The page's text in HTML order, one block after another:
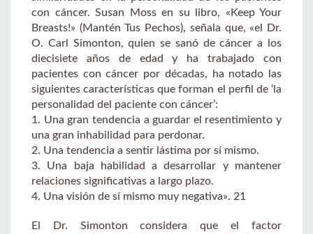
con cáncer. Susan Moss en su libro, «Keep Your
Breasts!» (Mantén Tus Pechos), señala que, «el Dr.
O. Carl Simonton, quien se sanó de cáncer a los
diecisiete años de edad y ha trabajado con
pacientes con cáncer por décadas, ha notado las
siguientes características que forman el perfil de ‘la
personalidad del paciente con cáncer’:
1. Una gran tendencia a guardar el resentimiento y
una gran inhabilidad para perdonar.
2. Una tendencia a sentir lástima por sí mismo.
3. Una baja habilidad a desarrollar y mantener
relaciones significativas a largo plazo.
4. Una visión de sí mismo muy negativa». 21
El Dr. Simonton considera que el factor